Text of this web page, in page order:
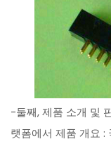
-둘째, 제품 소개 및
랫폼에서 제품 개요